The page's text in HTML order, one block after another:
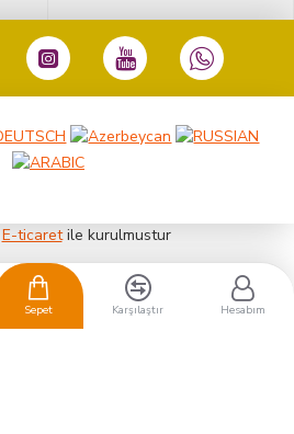
E-ticaretile kurulmustur
Sepet Karşılaştır Hesabım